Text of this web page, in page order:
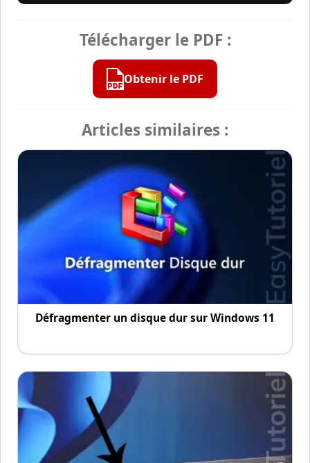
Télécharger le PDF :
Obtenir le PDF
Articles similaires :
Défragmenter un disque dur sur Windows 11